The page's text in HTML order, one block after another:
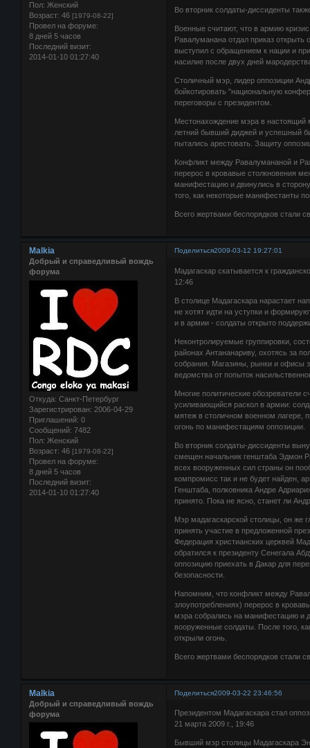
Пол: Женский
Возраст: 46 [1979-08-22]
Провел на форуме:
8 дней 5 часов
Последний визит:
2014-01-10 01:27:40
Во вторник солдаты-диссиденты
Военные считают, что в армию
Равалуманана отдал приказ открыть
выступил с обращением к нации и
насилие после двух дней
Столичный мэр, лидер оппозиции
бойкотировать "национальную
переговоры с президентом.
Местонахождение мэра в настоящий
летний бывший диджей и успешный
пытались арестовать. Защиту
Конфликт между Равалумананой и
перерос в кровавые столкновения
манифестацию и двинулись в
того, как некоторые манифестанты
Всего жертвами беспорядков стали
Поделиться2009-03-12 19:27:01
Malkia
Добрый и справедливый вождь
форума
Откуда: Санкт-Петербург
Зарегистрирован: 2006-04-29
Приглашений: 0
Сообщений: 7482
Пол: Женский
Возраст: 46 [1979-08-22]
Провел на форуме:
8 дней 5 часов
Последний визит:
2014-01-10 01:27:40
Мадагаскар скатывается к
12:46
В столице Мадагаскара нарастает
не хотят идти на уступки и
и в армии - солдаты открыто
Неконтролируемые группировки,
районах Антананариву, охотясь за
собрания. Магазины, рынки и офисы
ведомства от попыток
Многие политические обозреватели
усиливающийся раскол в армии:
мятеж в столичном военном лагере,
огонь по манифестациям оппозиции.
Во вторник солдаты-диссиденты
смещен начальник генштаба Эдмон
всех вооруженных сил страны он
компромисс так и не будет найден,
Генштаба, полковника Андре
принято. Пока не ясно, станет ли
Мэр мадагаскарской столицы, он же
принять участие в предложенной
Федерация христианских церквей
обратился к президенту Сенегала
оппозицию приехать в Дакар для
безопасности.
Напомним, что конфликт между
злоупотреблениях) перерос в
мэра собрались на манифестацию и
вооруженные солдаты. После того,
открыли огонь.
Всего жертвами беспорядков стали
Поделиться2009-03-22 23:46:56
Malkia
Добрый и справедливый вождь
форума
Президентом Мадагаскара стал
21 марта 2009 г., 19:46
Бывший мэр столицы Мадагаскара